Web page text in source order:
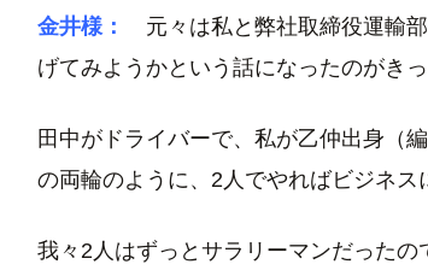
金井様： 元々は私と弊社取締役運輸
げてみようかという話になったのがきっ
田中がドライバーで、私が乙仲出身（
の両輪のように、2人でやればビジネス
我々2人はずっとサラリーマンだった